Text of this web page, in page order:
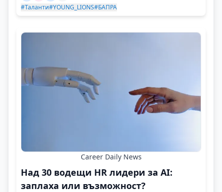
#Таланти#YOUNG_LIONS#БАПРА
Career Daily News
Над 30 водещи HR лидери за AI:
заплаха или възможност?